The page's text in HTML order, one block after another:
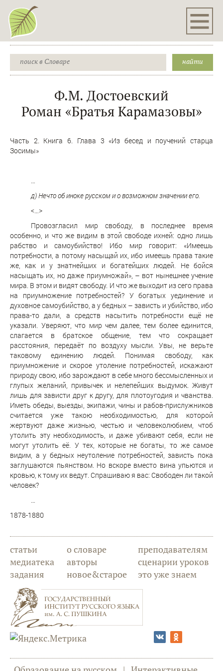
Ф.М. Достоевский
Роман «Братья Карамазовы»
Часть 2. Книга 6. Глава 3 «Из бесед и поучений старца
Зосимы»
…
д) Нечто об иноке русском и о возможном значении его.
<…>
Провозгласил мир свободу, в последнее время
особенно, и что же видим в этой свободе ихней: одно лишь
рабство и самоубийство! Ибо мир говорит: «Имеешь
потребности, а потому насыщай их, ибо имеешь права такие
же, как и у знатнейших и богатейших людей. Не бойся
насыщать их, но даже приумножай», – вот нынешнее учение
мира. В этом и видят свободу. И что же выходит из сего права
на приумножение потребностей? У богатых уединение и
духовное самоубийство, а у бедных – зависть и убийство, ибо
права-то дали, а средств насытить потребности ещё не
указали. Уверяют, что мир чем далее, тем более единится,
слагается в братское общение, тем что сокращает
расстояния, передаёт по воздуху мысли. Увы, не верьте
таковому единению людей. Понимая свободу, как
приумножение и скорое утоление потребностей, искажают
природу свою, ибо зарождают в себе много бессмысленных и
глупых желаний, привычек и нелепейших выдумок. Живут
лишь для зависти друг к другу, для плотоугодия и чванства.
Иметь обеды, выезды, экипажи, чины и рабов-прислужников
считается уже такою необходимостью, для которой
жертвуют даже жизнью, честью и человеколюбием, чтоб
утолить эту необходимость, и даже убивают себя, если не
могут утолить её. У тех, которые не богаты, то же самое
видим, а у бедных неутоление потребностей, зависть пока
заглушаются пьянством. Но вскоре вместо вина упьются и
кровью, к тому их ведут. Спрашиваю я вас: Свободен ли такой
человек?
…
1878-1880
статьи
медиатека
задания
о словаре
авторы
новое&старое
преподавателям
сценарии уроков
это уже знаем